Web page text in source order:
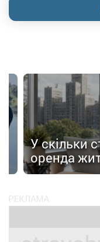
У скільки
оренда